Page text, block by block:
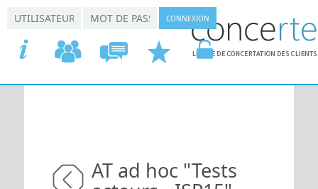
AT ad hoc "Tests